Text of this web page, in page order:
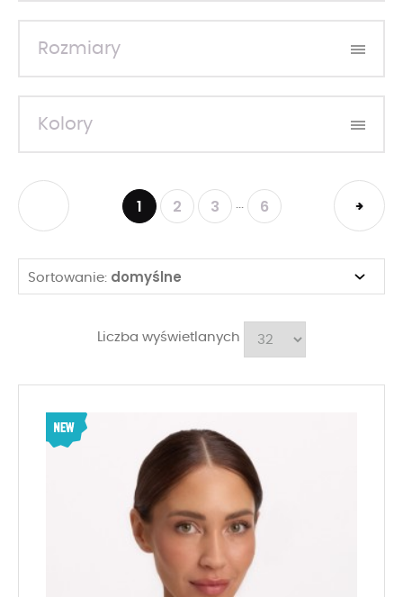
Rozmiary
Kolory
1 2 3 6
Sortowanie: domyślne
Liczba wyświetlanych